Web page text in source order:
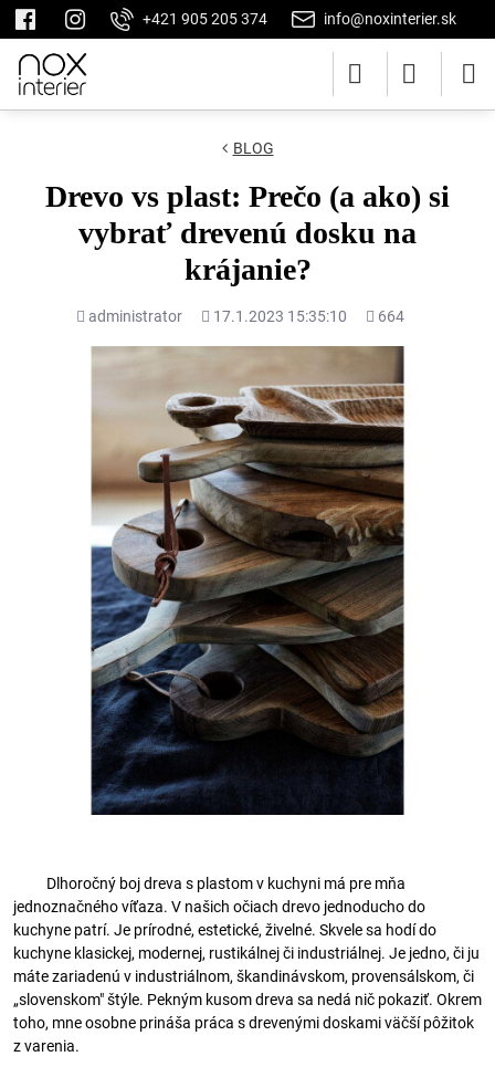
+421 905 205 374 info@noxinterier.sk
BLOG
Drevo vs plast: Prečo (a ako) si
vybrať drevenú dosku na
krájanie?
Pridal
administrator Pridané
17.1.2023 15:35:10
Počet
664
Dlhoročný boj dreva s plastom v kuchyni má pre mňa
jednoznačného víťaza. V našich očiach drevo jednoducho do
kuchyne patrí. Je prírodné, estetické, živelné. Skvele sa hodí do
kuchyne klasickej, modernej, rustikálnej či industriálnej. Je jedno, či ju
máte zariadenú v industriálnom, škandinávskom, provensálskom, či
„slovenskom" štýle. Pekným kusom dreva sa nedá nič pokaziť. Okrem
toho, mne osobne prináša práca s drevenými doskami väčší pôžitok
z varenia.